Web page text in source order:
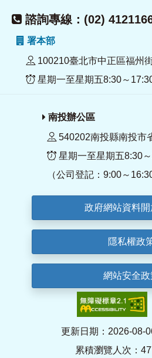
諮詢專線：(02)
署本部
100210臺北市中正區福州
星期一至星期五8:30～
南投辦公區
540202南投縣南投市
星期一至星期五8:30
（公司登記：9:00～
政府網站資料
隱私權政
網站安全政
更新日期：2026-08-
累積瀏覽人次：